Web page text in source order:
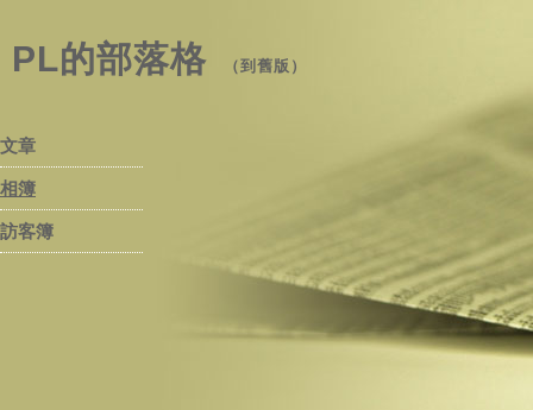
PL的部落格 （到舊版 ）
文章
相簿
訪客簿